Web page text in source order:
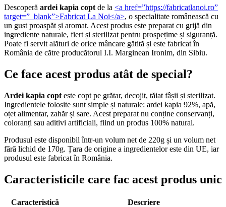
Descoperă ardei kapia copt de la <a href=”https://fabricatlanoi.ro”
target=”_blank”>Fabricat La Noi</a>, o specialitate românească cu
un gust proaspăt și aromat. Acest produs este preparat cu grijă din
ingrediente naturale, fiert și sterilizat pentru prospețime și siguranță.
Poate fi servit alături de orice mâncare gătită și este fabricat în
România de către producătorul I.I. Marginean Ironim, din Sibiu.
Ce face acest produs atât de special?
Ardei kapia copt este copt pe grătar, decojit, tăiat fâșii și sterilizat.
Ingredientele folosite sunt simple și naturale: ardei kapia 92%, apă,
oțet alimentar, zahăr și sare. Acest preparat nu conține conservanți,
coloranți sau aditivi artificiali, fiind un produs 100% natural.
Produsul este disponibil într-un volum net de 220g și un volum net
fără lichid de 170g. Țara de origine a ingredientelor este din UE, iar
produsul este fabricat în România.
Caracteristicile care fac acest produs unic
Caracteristică
Descriere